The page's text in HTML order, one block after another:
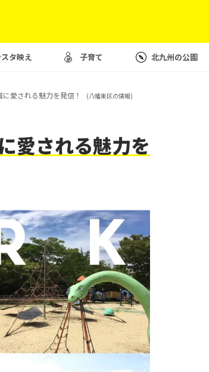
タ映え 子育て 北九州の公園
に愛される魅力を発信！ (八幡東区の情報)
愛される魅力を